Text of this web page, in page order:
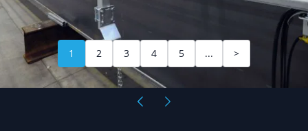
1 2 3 4 5 ... >